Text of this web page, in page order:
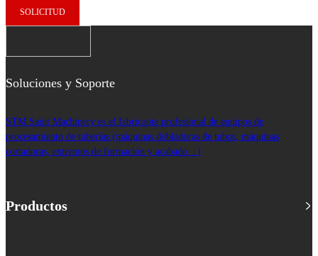
SOLICITUD
Soluciones y Soporte
STM Saint Machinery es el fabricante profesional de equipos de
procesamiento de tuberías (máquinas dobladoras de tubos, máquinas
cortadoras, extremos de formación y acabado…)
Productos